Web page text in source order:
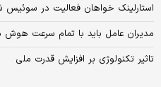
استارلینک خواهان فعالیت در سوئیس
مدیران عامل باید با تمام سرعت هوش
تاثیر تکنولوژی بر افزایش قدرت ملی